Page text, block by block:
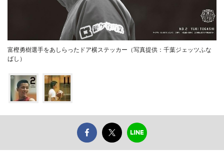
富樫勇樹選手をあしらったドア横ステッカー（写真提供：千葉ジェッツふな
ばし）